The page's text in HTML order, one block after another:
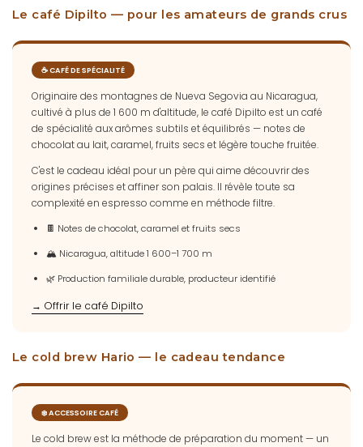
Le café Dipilto — pour les amateurs de grands crus
☕ CAFÉ DE SPÉCIALITÉ
Originaire des montagnes de Nueva Segovia au Nicaragua,
cultivé à plus de 1 600 m d'altitude, le café Dipilto est un café
de spécialité aux arômes subtils et équilibrés — notes de
chocolat au lait, caramel, fruits secs et légère touche fruitée.
C'est le cadeau idéal pour un père qui aime découvrir des
origines précises et affiner son palais. Il révèle toute sa
complexité en espresso comme en méthode filtre.
🍫 Notes de chocolat, caramel et fruits secs
🏔️ Nicaragua, altitude 1 600–1 700 m
🌿 Production familiale durable, producteur identifié
→ Offrir le café Dipilto
Le cold brew Hario — le cadeau tendance
❄️ ACCESSOIRE CAFÉ
Le cold brew est la méthode de préparation du moment — un